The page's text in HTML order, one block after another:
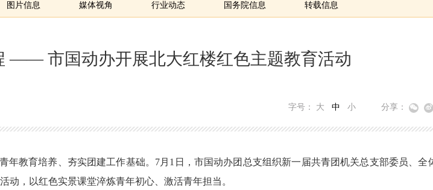
图片信息 媒体视角 行业动态 国务院信息 转载信息
—— 市国动办开展北大红楼红色主题教育活动
字号： 大 中 小 分享：
年教育培养、夯实团建工作基础。7月1日，市国动办团总支组织新一届共青团机关总支部委员、全
动，以红色实景课堂淬炼青年初心、激活青年担当。